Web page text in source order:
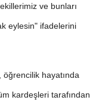
ve bunları
eylesin" ifadelerini
hayatında
kardeşleri tarafından